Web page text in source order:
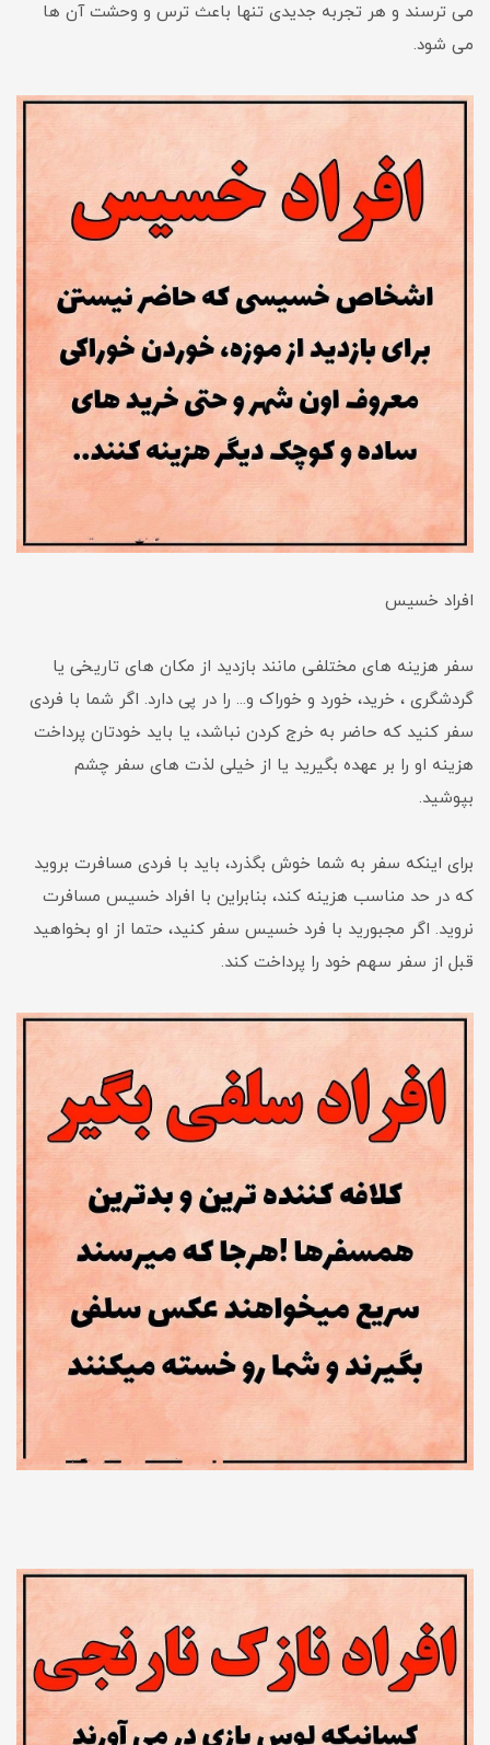
می ترسند و هر تجربه جدیدی تنها باعث ترس و وحشت آن ها
می شود.
افراد خسیس
سفر هزینه های مختلفی مانند بازدید از مکان های تاریخی یا
گردشگری ، خرید، خورد و خوراک و... را در پی دارد. اگر شما با فردی
سفر کنید که حاضر به خرج کردن نباشد، یا باید خودتان پرداخت
هزینه او را بر عهده بگیرید یا از خیلی لذت های سفر چشم
بپوشید.
برای اینکه سفر به شما خوش بگذرد، باید با فردی مسافرت بروید
که در حد مناسب هزینه کند، بنابراین با افراد خسیس مسافرت
نروید. اگر مجبورید با فرد خسیس سفر کنید، حتما از او بخواهید
قبل از سفر سهم خود را پرداخت کند.